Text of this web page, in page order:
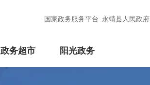
国家政务服务平台 永靖县人民政府
政务超市 阳光政务